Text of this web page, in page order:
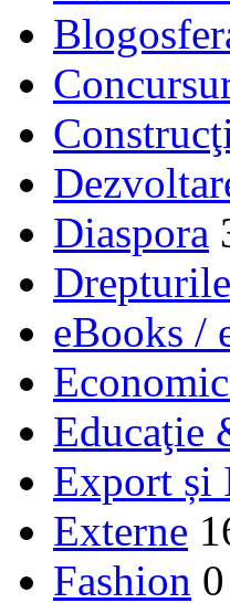
Diaspora
eBooks /
Educaţie
Export și
Externe
Fashion 0